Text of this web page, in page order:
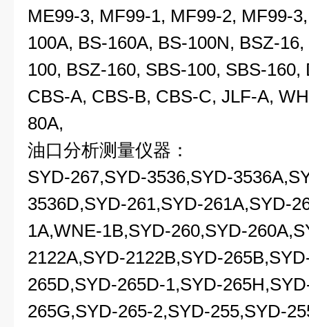
ME99-3, MF99-1, MF99-2, MF99-
100A, BS-160A, BS-100N, BSZ-
100, BSZ-160, SBS-100, SBS-
CBS-A, CBS-B, CBS-C, JLF-A,
80A,
油口分析测量仪器：
SYD-267,SYD-3536,SYD-
3536D,SYD-261,SYD-261A,SYD-
1A,WNE-1B,SYD-260,SYD-
2122A,SYD-2122B,SYD-
265D,SYD-265D-1,SYD-
265G,SYD-265-2,SYD-255,SYD-